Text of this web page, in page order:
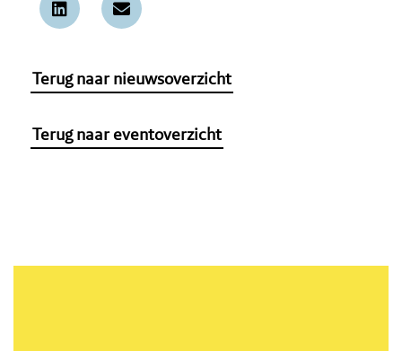
Terug naar nieuwsoverzicht
Terug naar eventoverzicht